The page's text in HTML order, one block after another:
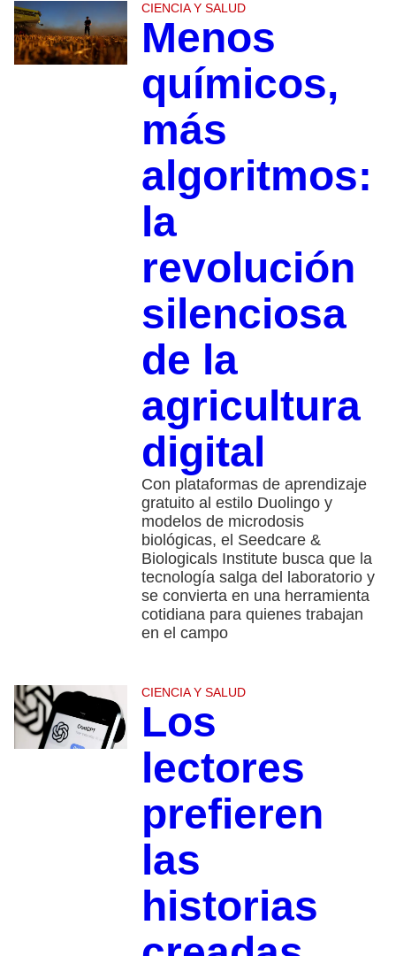
CIENCIA Y SALUD
Menos
químicos,
más
algoritmos:
la
revolución
silenciosa
de la
agricultura
digital
Con plataformas de aprendizaje
gratuito al estilo Duolingo y
modelos de microdosis
biológicas, el Seedcare &
Biologicals Institute busca que la
tecnología salga del laboratorio y
se convierta en una herramienta
cotidiana para quienes trabajan
en el campo
CIENCIA Y SALUD
Los
lectores
prefieren
las
historias